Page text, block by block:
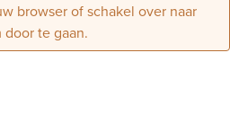
browser of schakel over naar
te gaan.